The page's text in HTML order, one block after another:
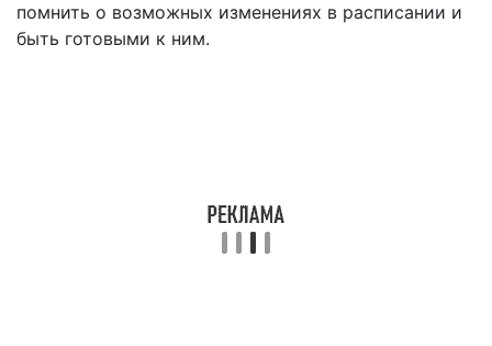
помнить о возможных изменениях в расписании и
быть готовыми к ним.